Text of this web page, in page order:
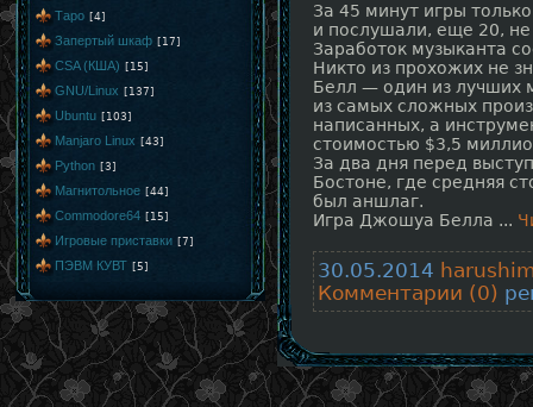
Таро [4]
Запертый шкаф [17]
CSA (КША) [15]
GNU/Linux [137]
Ubuntu [103]
Manjaro Linux [43]
Python [3]
Магнитольное [44]
Commodore64 [15]
Игровые приставки [7]
ПЭВМ КУВТ [5]
За 45 минут игры
и послушали, еще 20, не
Заработок музыканта
Никто из прохожих не
Белл — один из лучших
из самых сложных
написанных, а
стоимостью $3,5
За два дня перед
Бостоне, где средняя
был аншлаг.
Игра Джошуа Белла ...
30.05.2014
Комментарии (0)